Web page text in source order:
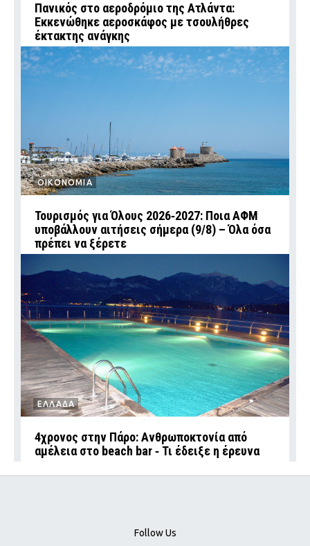
Πανικός στο αεροδρόμιο της Ατλάντα:
Εκκενώθηκε αεροσκάφος με τσουλήθρες
έκτακτης ανάγκης
ΟΙΚΟΝΟΜΙΑ
Τουρισμός για Όλους 2026‑2027: Ποια ΑΦΜ
υποβάλλουν αιτήσεις σήμερα (9/8) – Όλα όσα
πρέπει να ξέρετε
ΕΛΛΑΔΑ
4χρονος στην Πάρο: Ανθρωποκτονία από
αμέλεια στο beach bar ‑ Τι έδειξε η έρευνα
Follow Us